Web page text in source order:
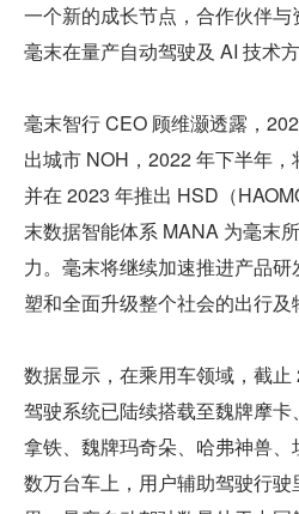
一个新的成长节点，合作伙伴
毫末在量产自动驾驶及 AI 技术
毫末智行 CEO 顾维灏透露，
出城市 NOH，2022 年下半年，
并在 2023 年推出 HSD（
末数据智能体系 MANA 为毫末
力。毫末将继续加速推进产品
塑和全面升级整个社会的出行及
数据显示，在乘用车领域，截
驾驶系统已陆续搭载至魏牌摩
拿铁、魏牌玛奇朵、哈弗神兽
数万台车上，用户辅助驾驶行